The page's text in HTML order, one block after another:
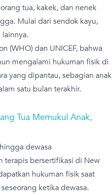
tua, kakek, dan nenek
Mulai dari sendok kayu,
(WHO) dan UNICEF, bahwa
mengalami hukuman fisik di
yang dipantau, sebagian anak
satu bulan terakhir.
Tua Memukul Anak,
dewasa
terapis bersertifikasi di New
hukuman fisik saat
ketika dewasa.